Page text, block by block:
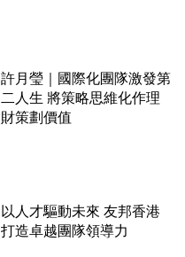
許月瑩｜國際化團隊激發第
二人生 將策略思維化作理
財策劃價值
以人才驅動未來 友邦香港
打造卓越團隊領導力